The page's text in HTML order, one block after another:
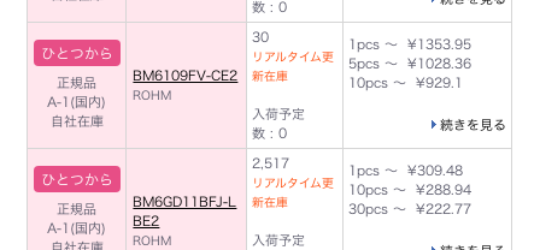
数 : 0
ひとつから
正規品
A-1(国内)
自社在庫
BM6109FV-CE2
ROHM
30
リアルタイム更
新在庫
入荷予定
数 : 0
1pcs ～ ¥1353.95
5pcs ～ ¥1028.36
10pcs ～ ¥929.1
続きを見る
ひとつから
正規品
A-1(国内)
自社在庫
BM6GD11BFJ-L
BE2
ROHM
2,517
リアルタイム更
新在庫
入荷予定
1pcs ～ ¥309.48
10pcs ～ ¥288.94
30pcs ～ ¥222.77